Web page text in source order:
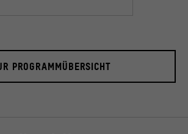
PROGRAMMÜBERSICHT